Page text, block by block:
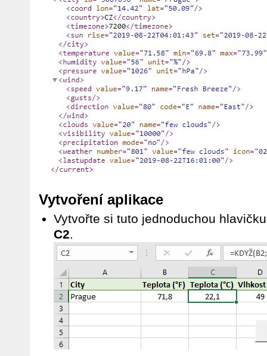
Vytvoření aplikace
Vytvořte si tuto jednoduchou
C2.